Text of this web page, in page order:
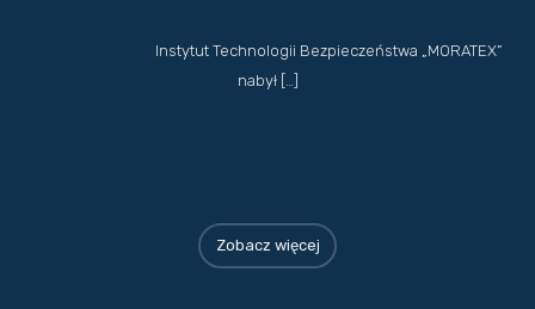
Instytut Technologii Bezpieczeństwa „MORATEX”
nabył […]
Zobacz więcej